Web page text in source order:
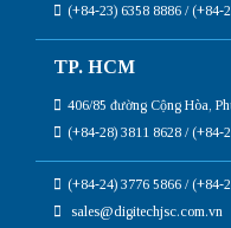
(+84-23) 6358 8886 / (+84-
TP. HCM
406/85 đường Cộng Hòa,
(+84-28) 3811 8628 / (+84-
(+84-24) 3776 5866 / (+84-
sales@digitechjsc.com.vn